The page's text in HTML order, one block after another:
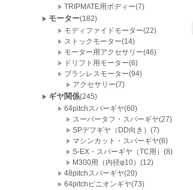
TRIPMATE用ボディー(7)
モーター(182)
モディファイドモーター(22)
ストックモーター(14)
モーター用アクセサリー(46)
ドリフト用モーター(6)
ブラシレスモーター(94)
アクセサリー(7)
ギヤ関係(245)
64pitchスパーギヤ(60)
スーパータフ・スパーギヤ(27)
SPデフギヤ（DD向き）(7)
マシンカット・スパーギヤ(6)
S-EX・スパーギヤ（TC用）(8)
M300用（内径φ10）(12)
48pitchスパーギヤ(20)
64pitchピニオンギヤ(73)